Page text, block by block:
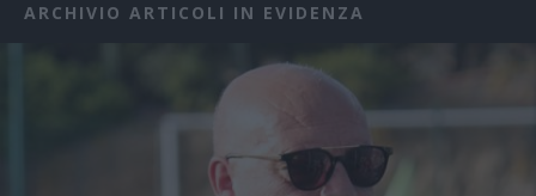
ARCHIVIO ARTICOLI IN EVIDENZA